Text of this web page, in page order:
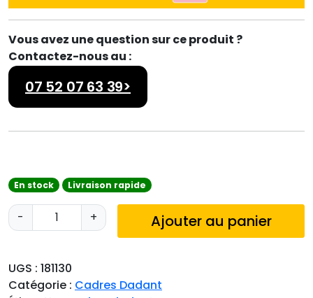
Vous avez une question sur ce produit ?
Contactez-nous au :
07 52 07 63 39>
En stock Livraison rapide
-
q
u
n
t
+ Ajouter au panier
UGS : 181130
Catégorie : Cadres Dadant